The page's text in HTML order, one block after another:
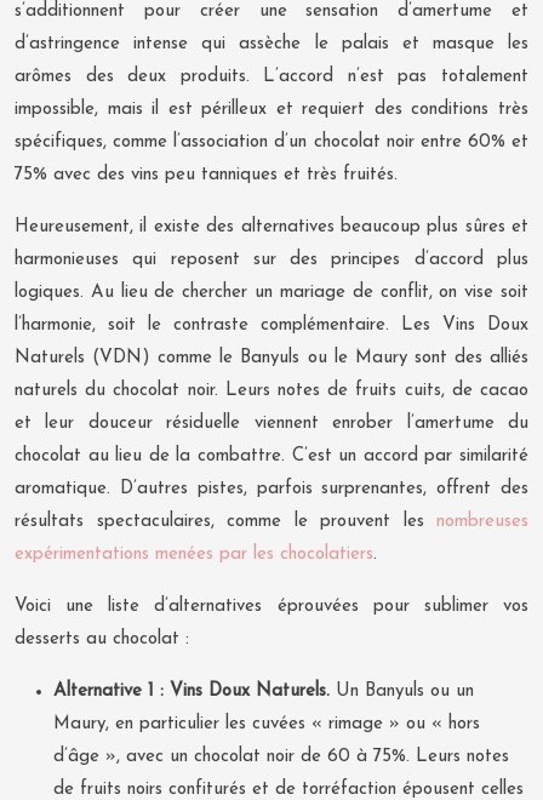
s’additionnent pour créer une sensation d’amertume et
d’astringence intense qui assèche le palais et masque les
arômes des deux produits. L’accord n’est pas totalement
impossible, mais il est périlleux et requiert des conditions très
spécifiques, comme l’association d’un chocolat noir entre 60% et
75% avec des vins peu tanniques et très fruités.
Heureusement, il existe des alternatives beaucoup plus sûres et
harmonieuses qui reposent sur des principes d’accord plus
logiques. Au lieu de chercher un mariage de conflit, on vise soit
l’harmonie, soit le contraste complémentaire. Les Vins Doux
Naturels (VDN) comme le Banyuls ou le Maury sont des alliés
naturels du chocolat noir. Leurs notes de fruits cuits, de cacao
et leur douceur résiduelle viennent enrober l’amertume du
chocolat au lieu de la combattre. C’est un accord par similarité
aromatique. D’autres pistes, parfois surprenantes, offrent des
résultats spectaculaires, comme le prouvent les nombreuses
expérimentations menées par les chocolatiers.
Voici une liste d’alternatives éprouvées pour sublimer vos
desserts au chocolat :
Alternative 1 : Vins Doux Naturels. Un Banyuls ou un
Maury, en particulier les cuvées « rimage » ou « hors
d’âge », avec un chocolat noir de 60 à 75%. Leurs notes
de fruits noirs confiturés et de torréfaction épousent celles